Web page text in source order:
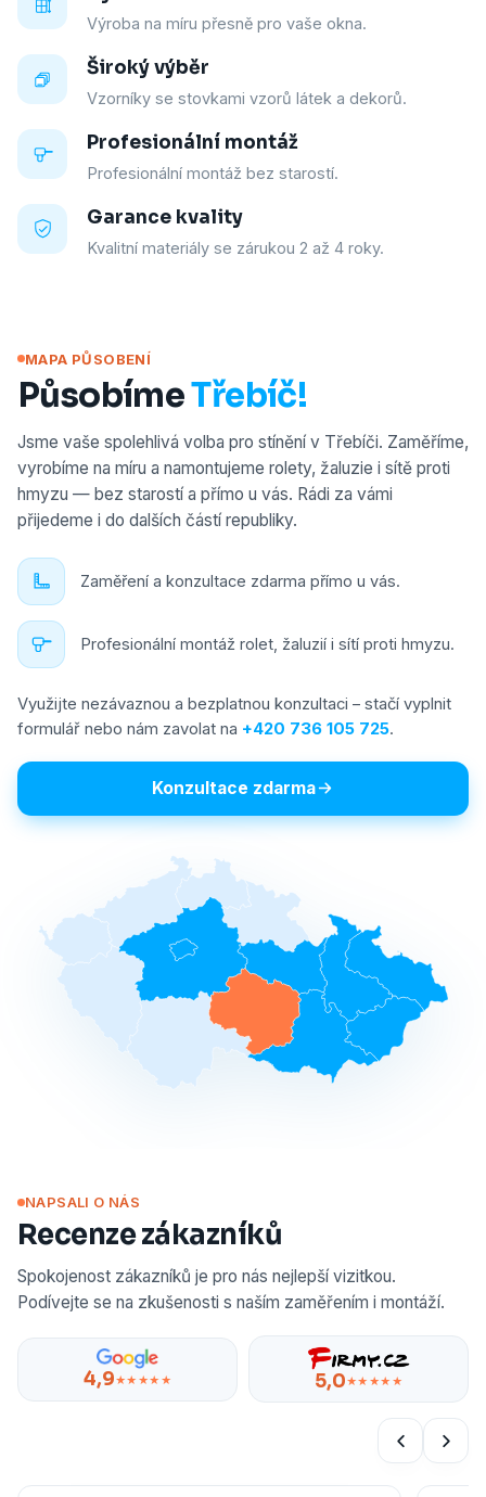
Výroba na míru přesně pro vaše okna.
Široký výběr
Vzorníky se stovkami vzorů látek a dekorů.
Profesionální montáž
Profesionální montáž bez starostí.
Garance kvality
Kvalitní materiály se zárukou 2 až 4 roky.
MAPA PŮSOBENÍ
PůsobímeTřebíč!
Jsme vaše spolehlivá volba pro stínění v Třebíči. Zaměříme,
vyrobíme na míru a namontujeme rolety, žaluzie i sítě proti
hmyzu — bez starostí a přímo u vás. Rádi za vámi
přijedeme i do dalších částí republiky.
Zaměření a konzultace zdarma přímo u vás.
Profesionální montáž rolet, žaluzií i sítí proti hmyzu.
Využijte nezávaznou a bezplatnou konzultaci – stačí vyplnit
formulář nebo nám zavolat na +420 736 105 725.
Konzultace zdarma
NAPSALI O NÁS
Recenze zákazníků
Spokojenost zákazníků je pro nás nejlepší vizitkou.
Podívejte se na zkušenosti s naším zaměřením i montáží.
4,9★★★★★ 5,0★★★★★